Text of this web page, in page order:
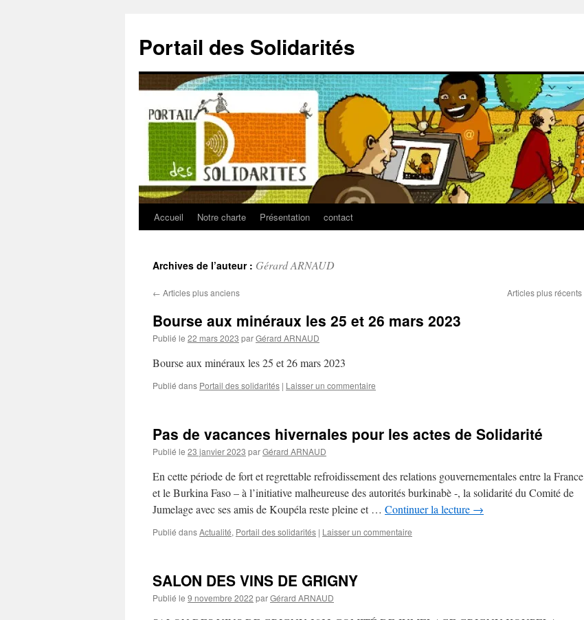
contenu
Portail des Solidarités
Accueil Notre charte Présentation contact
Archives de l’auteur : Gérard ARNAUD
← Articles plus anciens Articles plus récents
Bourse aux minéraux les 25 et 26 mars 2023
Publié le 22 mars 2023 parGérard ARNAUD
Bourse aux minéraux les 25 et 26 mars 2023
Publié dans Portail des solidarités | Laisser un commentaire
Pas de vacances hivernales pour les actes de Solidarité
Publié le 23 janvier 2023 parGérard ARNAUD
En cette période de fort et regrettable refroidissement des relations gouvernementales entre la France
et le Burkina Faso – à l’initiative malheureuse des autorités burkinabè -, la solidarité du Comité de
Jumelage avec ses amis de Koupéla reste pleine et … Continuer la lecture →
Publié dansActualité, Portail des solidarités | Laisser un commentaire
SALON DES VINS DE GRIGNY
Publié le 9 novembre 2022 parGérard ARNAUD